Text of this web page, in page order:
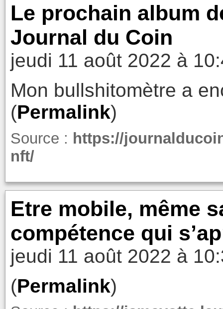
Le prochain album
Journal du Coin
jeudi 11 août 2022 à
Mon bullshitomètre a
(Permalink)
Source : https://
nft/
Etre mobile, même
compétence qui
jeudi 11 août 2022 à
(Permalink)